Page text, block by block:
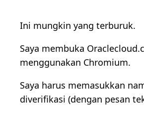
Ini mungkin yang terburuk.
Saya membuka
menggunakan Chromium.
Saya harus memasukkan
diverifikasi (dengan pesan